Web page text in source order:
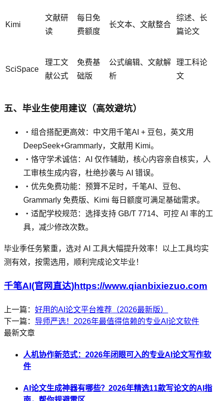
Kimi
文献研
读
每日免
费额度
长文本、文献整合
综述、长
篇论文
SciSpace
理工文
献公式
免费基
础版
公式编辑、文献解
析
理工科论
文
五、毕业生使用建议（高效避坑）
・组合搭配更高效：中文用千笔AI + 豆包，英文用
DeepSeek+Grammarly，文献用 Kimi。
・恪守学术诚信：AI 仅作辅助，核心内容亲自核实，人
工审核生成内容，杜绝抄袭与 AI 错误。
・优先免费功能：预算不足时，千笔AI、豆包、
Grammarly 免费版、Kimi 每日额度可满足基础需求。
・适配学校规范：选择支持 GB/T 7714、可控 AI 率的工
具，减少修改次数。
毕业季任务繁重，选对 AI 工具大幅提升效率！以上工具均实
测有效，按需选用，顺利完成论文毕业！
千笔AI(官网直达)https://www.qianbixiezuo.com
上一篇： 好用的AI论文平台推荐（2026最新版）
下一篇： 导师严选！2026年最值得信赖的专业AI论文软件
最新文章
人机协作新范式：2026年闭眼可入的专业AI论文写作软
件
AI论文生成神器有哪些？2026年精选11款写论文的AI指